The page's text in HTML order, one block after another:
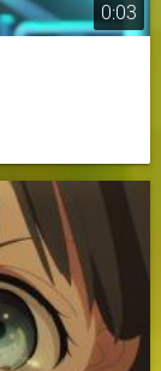
0:03